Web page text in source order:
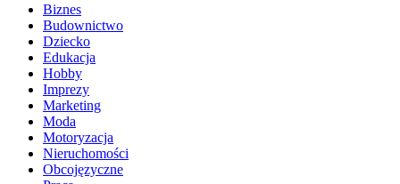
Biznes
Budownictwo
Dziecko
Edukacja
Hobby
Imprezy
Marketing
Moda
Motoryzacja
Nieruchomości
Obcojęzyczne